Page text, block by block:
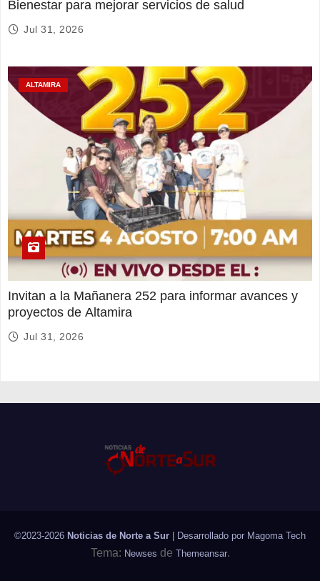
Bienestar para mejorar servicios de salud
Jul 31, 2026
ALTAMIRA
Invitan a la Mañanera 252 para informar avances y
proyectos de Altamira
Jul 31, 2026
©2023-2026 Noticias de Norte a Sur | Desarrollado por Magoma Tech
Tema: Newses de Themeansar.